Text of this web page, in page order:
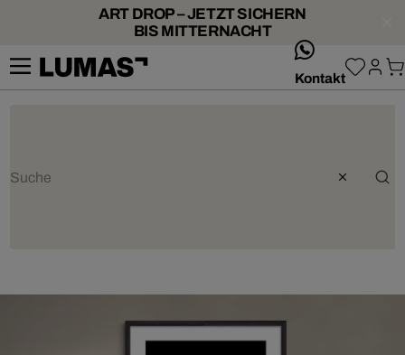
ART DROP – JETZT SICHERN
BIS MITTERNACHT
Kontakt